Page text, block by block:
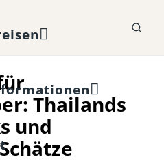
Thailands
und